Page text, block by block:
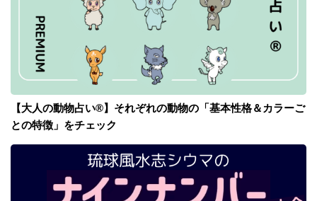
【大人の動物占い®】それぞれの動物の「基本性格＆カラーご
との特徴」をチェック